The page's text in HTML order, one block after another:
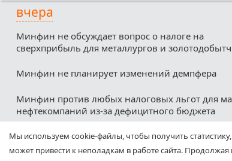
вчера
Минфин не обсуждает вопрос о налоге на
сверхприбыль для металлургов и
Минфин не планирует изменений демпфера
Минфин против любых налоговых льгот для
нефтекомпаний из-за дефицитного бюджета
Соглашение о свободной торговле между ЕАЭС
ОАЭ вступит в силу с 6 октября
Мы используем cookie-файлы, чтобы получить
может привести к неполадкам в работе сайта.